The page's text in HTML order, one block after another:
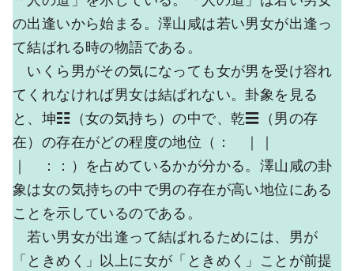
の出逢いから始まる。澤山咸は若い男女が出逢っ
て結ばれる時の物語である。
いくら男がその気になっても女が男を受け容れ
てくれなければ男女は結ばれない。卦象を見る
と、坤☷（女の気持ち）の中で、乾☰（男の存
在）の存在がどの程度の地位（： ｜｜
｜ ：：）を占めているかが分かる。澤山咸の卦
象は女の気持ちの中で男の存在が高い地位にある
ことを示しているのである。
若い男女が出逢って結ばれるためには、男が
「ときめく」以上に女が「ときめく」ことが前提